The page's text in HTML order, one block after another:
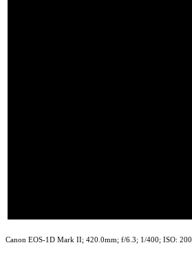
Canon EOS-1D Mark II; 420.0mm; f/6.3; 1/400; ISO: 200